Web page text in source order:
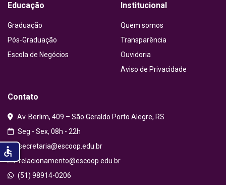
Educação
Graduação
Pós-Graduação
Escola de Negócios
Institucional
Quem somos
Transparência
Ouvidoria
Aviso de Privacidade
Contato
Av. Berlim, 409 – São Geraldo Porto Alegre, RS
Seg - Sex, 08h - 22h
secretaria@escoop.edu.br
relacionamento@escoop.edu.br
(51) 98914-0206
accessible